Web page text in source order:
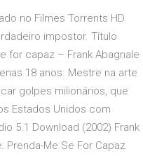
no Filmes Torrents HD
impostor. Título
for capaz – Frank Abagnale
18 anos. Mestre na arte
golpes milionários, que
Estados Unidos com
5.1 Download (2002) Frank
Prenda-Me Se For Capaz